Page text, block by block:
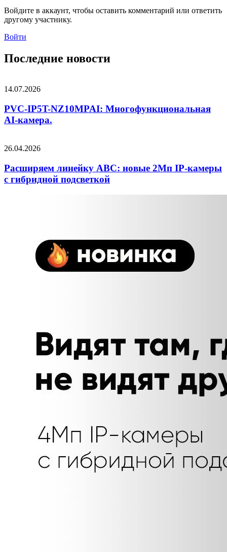
Войдите в аккаунт, чтобы оставить комментарий или ответить
другому участнику.
Войти
Последние новости
14.07.2026
PVC-IP5T-NZ10MPAI: Многофункциональная
AI-камера.
26.04.2026
Расширяем линейку ABC: новые 2Мп IP-камеры
c гибридной подсветкой